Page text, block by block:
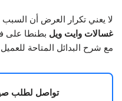
لا يعني تكرار العرض أن
غسالات وايت ويل بطنطا على
مع شرح البدائل المتاحة
تواصل لطلب